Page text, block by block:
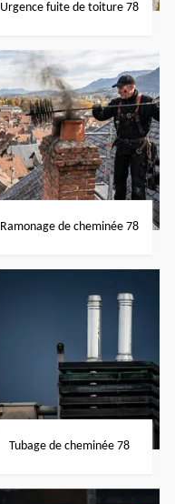
Urgence fuite de toiture 78
Ramonage de cheminée 78
Tubage de cheminée 78